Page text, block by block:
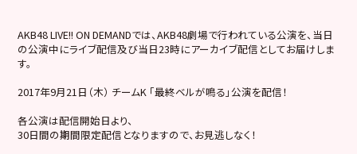
AKB48 LIVE!! ON DEMANDでは、AKB48劇場で行われている公演を、当日
の公演中にライブ配信及び当日23時にアーカイブ配信としてお届けしま
す。
2017年9月21日（木） チームK 「最終ベルが鳴る」公演を配信！
各公演は配信開始日より、
30日間の期間限定配信となりますので、お見逃しなく！